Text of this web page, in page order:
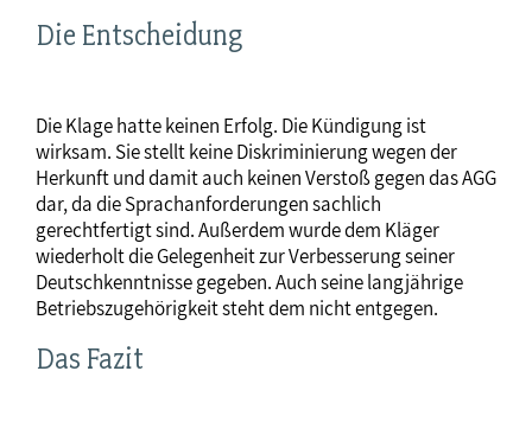
Die Entscheidung
Die Klage hatte keinen Erfolg. Die Kündigung ist
wirksam. Sie stellt keine Diskriminierung wegen der
Herkunft und damit auch keinen Verstoß gegen das AGG
dar, da die Sprachanforderungen sachlich
gerechtfertigt sind. Außerdem wurde dem Kläger
wiederholt die Gelegenheit zur Verbesserung seiner
Deutschkenntnisse gegeben. Auch seine langjährige
Betriebszugehörigkeit steht dem nicht entgegen.
Das Fazit